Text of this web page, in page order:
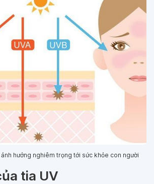
hưởng nghiêm trọng tới sức khỏe con người
tia UV